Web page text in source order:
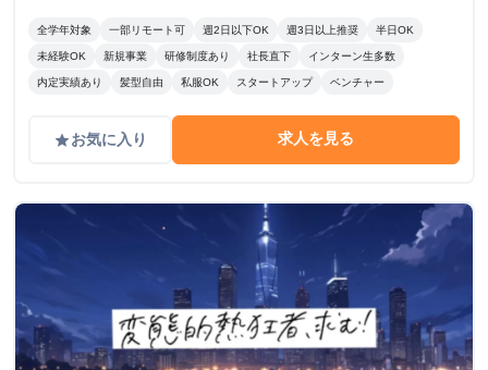
全学年対象 一部リモート可 週2日以下OK 週3日以上推奨 半日OK
未経験OK 新規事業 研修制度あり 社長直下 インターン生多数
内定実績あり 髪型自由 私服OK スタートアップ ベンチャー
gradeお気に入り 求人を見る